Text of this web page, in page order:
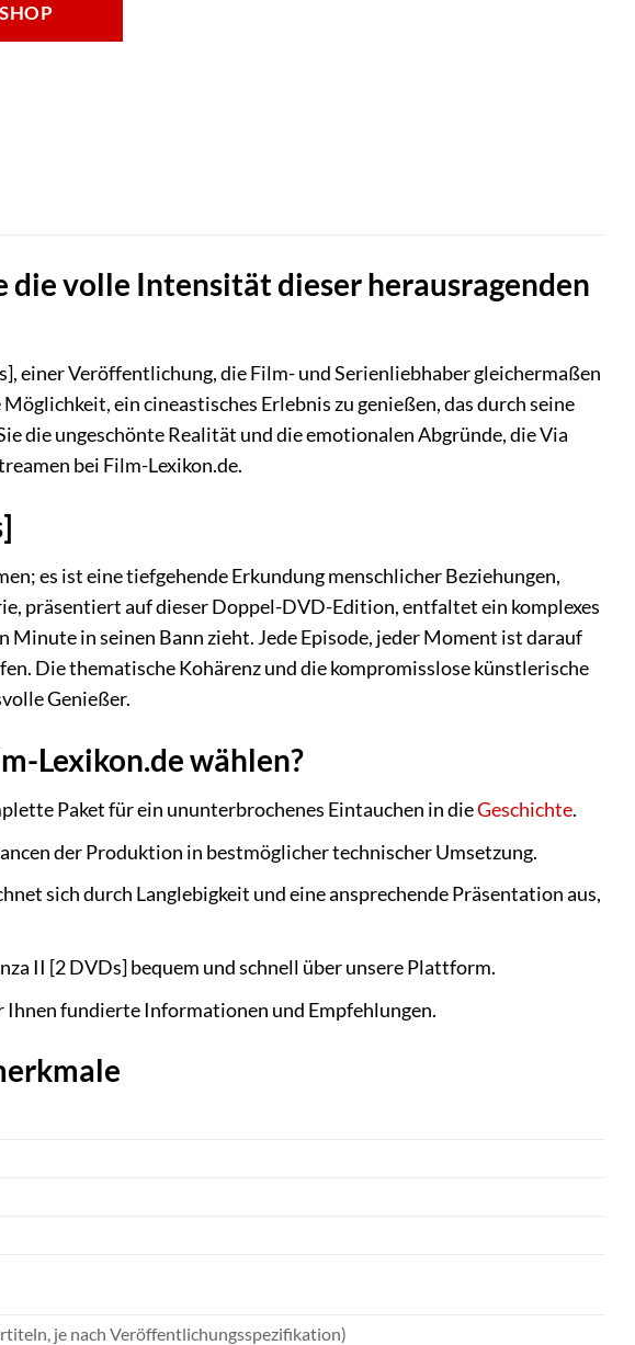
die volle Intensität dieser herausragenden
einer Veröffentlichung, die Film- und Serienliebhaber gleichermaßen
ein cineastisches Erlebnis zu genießen, das durch seine
die ungeschönte Realität und die emotionalen Abgründe, die Via
bei Film-Lexikon.de.
es ist eine tiefgehende Erkundung menschlicher Beziehungen,
präsentiert auf dieser Doppel-DVD-Edition, entfaltet ein komplexes
in seinen Bann zieht. Jede Episode, jeder Moment ist darauf
Die thematische Kohärenz und die kompromisslose künstlerische
Genießer.
Lexikon.de wählen?
Paket für ein ununterbrochenes Eintauchen in dieGeschichte.
der Produktion in bestmöglicher technischer Umsetzung.
sich durch Langlebigkeit und eine ansprechende Präsentation aus,
II [2 DVDs] bequem und schnell über unsere Plattform.
Ihnen fundierte Informationen und Empfehlungen.
je nach Veröffentlichungsspezifikation)